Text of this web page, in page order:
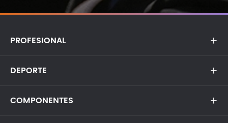
PROFESIONAL 
DEPORTE 
COMPONENTES 